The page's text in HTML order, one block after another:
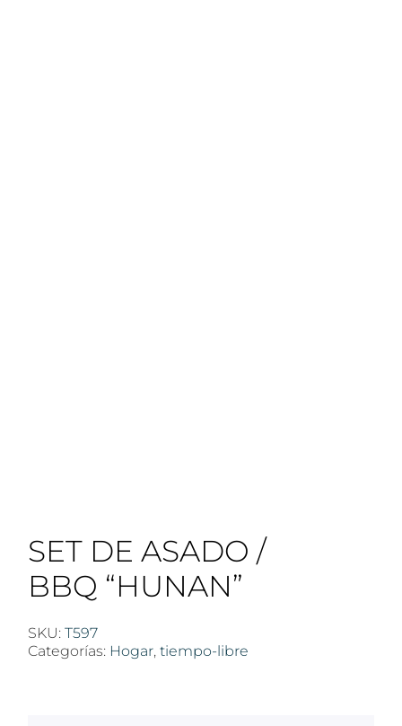
SET DE ASADO /
BBQ “HUNAN”
SKU: T597
Categorías: Hogar, tiempo-libre